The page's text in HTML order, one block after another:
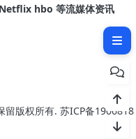
hbo 等流媒体资讯
留版权所有. 苏ICP备1906818